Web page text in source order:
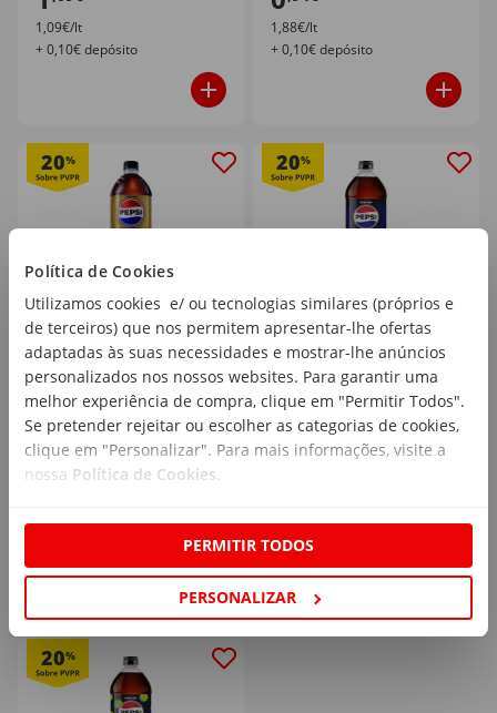
Política de Cookies
Utilizamos cookies e/ ou tecnologias similares (próprios e
de terceiros) que nos permitem apresentar-lhe ofertas
adaptadas às suas necessidades e mostrar-lhe anúncios
personalizados nos nossos websites. Para garantir uma
melhor experiência de compra, clique em "Permitir Todos".
Se pretender rejeitar ou escolher as categorias de cookies,
clique em "Personalizar". Para mais informações, visite a
nossa Política de Cookies
PERMITIR TODOS
PERSONALIZAR
1,09€/lt
+ 0,10€ depósito
1,88€/lt
+ 0,10€ depósito
20%
Refrigerante com Gás
Cola Zero Açúcar Zero
Cafeína Pepsi
emb. 1 lt
PVPR 1,25€
0,99€/lt
20%
Refrigerante com Gás
Cola Zero Pepsi
emb. 1 lt
0,99€/lt
+ 0,10€ depósito
20%